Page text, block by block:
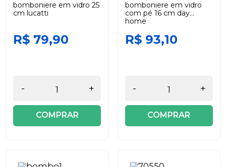
bomboniere em vidro 25
cm lucatti
R$ 79,90
- +
COMPRAR
bomboniere em vidro
com pé 16 cm day
home
R$ 93,10
- +
COMPRAR